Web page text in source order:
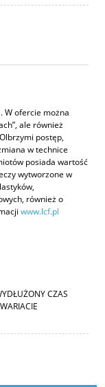
W ofercie można
ale również
postęp,
w technice
posiada wartość
wytworzone w
również o
www.lcf.pl
CZAS